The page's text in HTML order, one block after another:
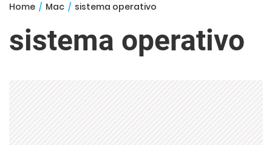
Home / Mac / sistema operativo
sistema operativo